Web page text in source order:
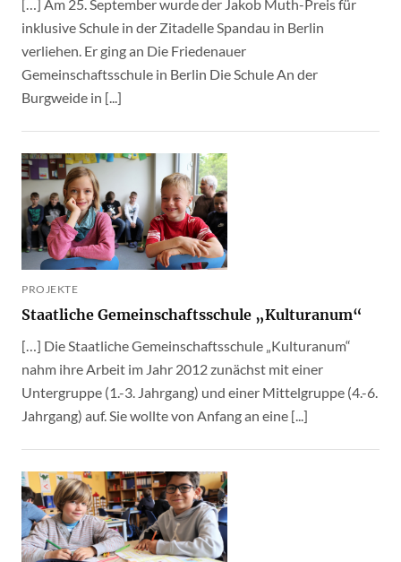
[…] Am 25. September wurde der Jakob Muth-Preis für
inklusive Schule in der Zitadelle Spandau in Berlin
verliehen. Er ging an Die Friedenauer
Gemeinschaftsschule in Berlin Die Schule An der
Burgweide in [...]
PROJEKTE
Staatliche Gemeinschaftsschule „Kulturanum“
[…] Die Staatliche Gemeinschaftsschule „Kulturanum“
nahm ihre Arbeit im Jahr 2012 zunächst mit einer
Untergruppe (1.-3. Jahrgang) und einer Mittelgruppe (4.-6.
Jahrgang) auf. Sie wollte von Anfang an eine [...]